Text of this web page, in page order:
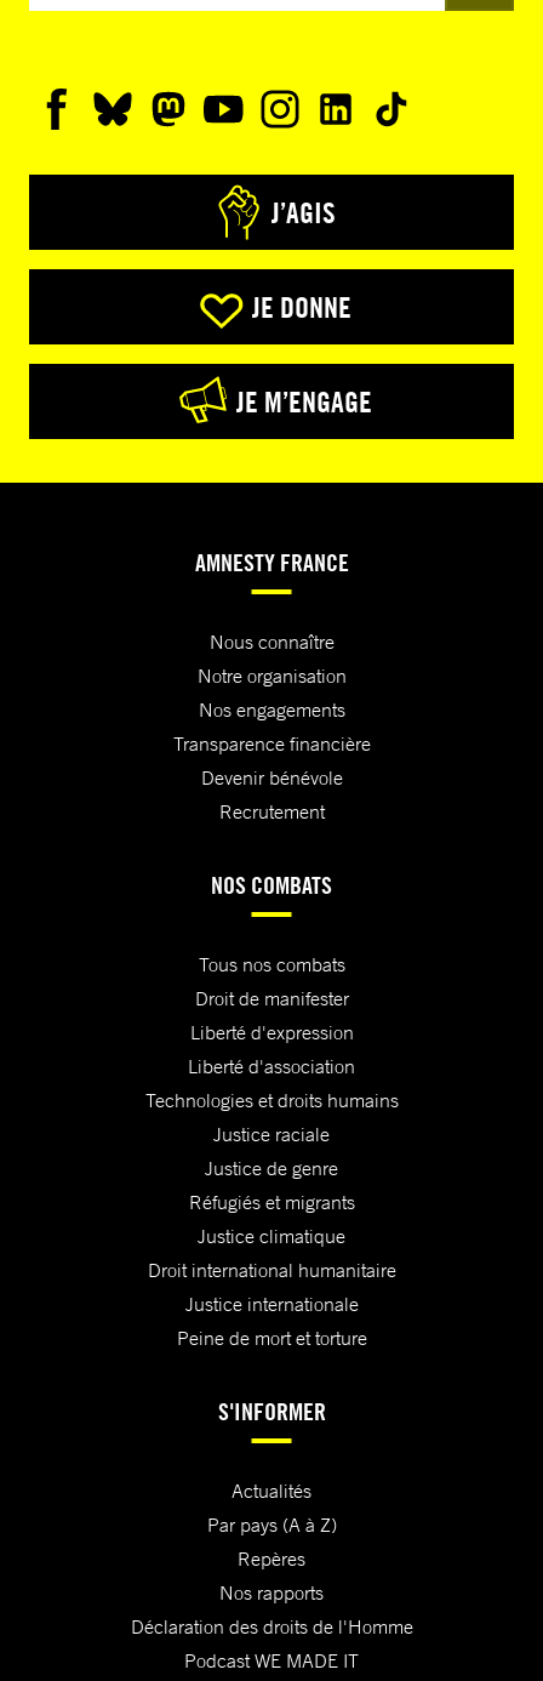
J’AGIS
JE DONNE
JE M’ENGAGE
AMNESTY FRANCE
Nous connaître
Notre organisation
Nos engagements
Transparence financière
Devenir bénévole
Recrutement
NOS COMBATS
Tous nos combats
Droit de manifester
Liberté d'expression
Liberté d'association
Technologies et droits humains
Justice raciale
Justice de genre
Réfugiés et migrants
Justice climatique
Droit international humanitaire
Justice internationale
Peine de mort et torture
S'INFORMER
Actualités
Par pays (A à Z)
Repères
Nos rapports
Déclaration des droits de l'Homme
Podcast WE MADE IT